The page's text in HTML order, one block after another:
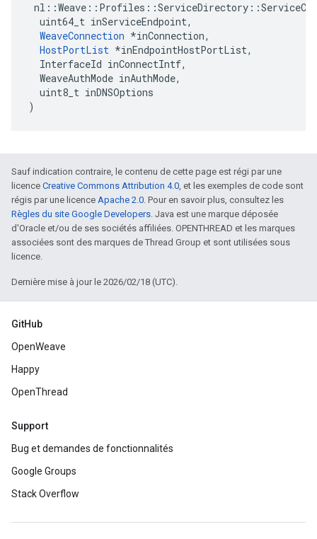
  uint64_t inServiceEndpoint,
WeaveConnection *inConnection,
HostPortList *inEndpointHostPortList,
  InterfaceId inConnectIntf,
  WeaveAuthMode inAuthMode,
  uint8_t inDNSOptions
)
Sauf indication contraire, le contenu de cette page est régi par une
licence Creative Commons Attribution 4.0, et les exemples de code sont
régis par une licence Apache 2.0. Pour en savoir plus, consultez les
Règles du site Google Developers. Java est une marque déposée
d'Oracle et/ou de ses sociétés affiliées. OPENTHREAD et les marques
associées sont des marques de Thread Group et sont utilisées sous
licence.
Dernière mise à jour le 2026/02/18 (UTC).
GitHub
OpenWeave
Happy
OpenThread
Support
Bug et demandes de fonctionnalités
Google Groups
Stack Overflow